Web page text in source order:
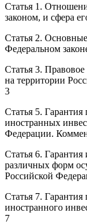
Статья 1.
законом, и сфера
Статья 2.
Федеральном
Статья 3.
на территории
3
Статья 5.
иностранных
Федерации.
Статья 6.
различных форм
Российской
Статья 7. Гарантия
иностранного
7